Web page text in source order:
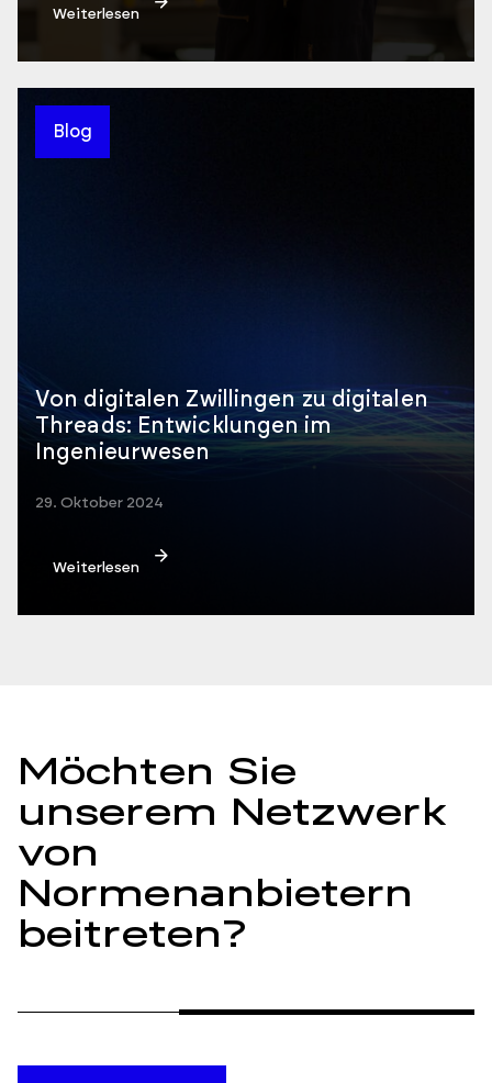
Weiterlesen
Blog
Von digitalen Zwillingen zu digitalen
Threads: Entwicklungen im
Ingenieurwesen
29. Oktober 2024
Weiterlesen
Möchten Sie
unserem Netzwerk
von
Normenanbietern
beitreten?